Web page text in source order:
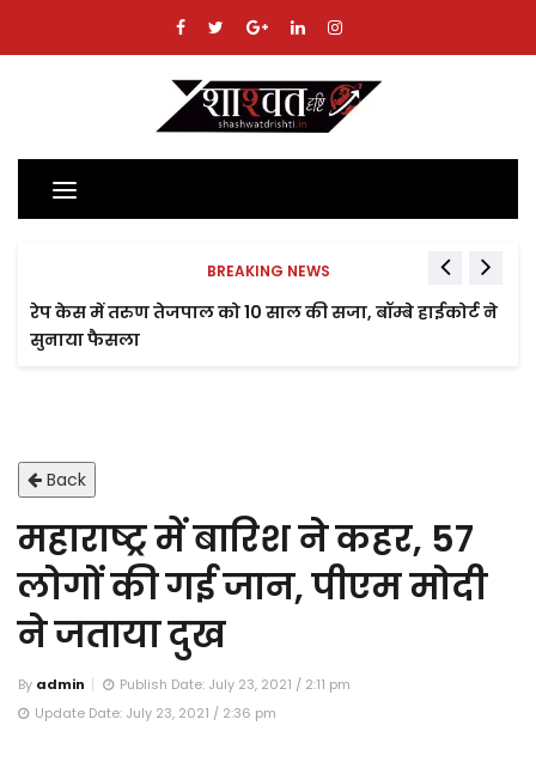
Toggle
navigation
BREAKING NEWS
रेप केस में तरुण तेजपाल को 10 साल की सजा, बॉम्बे हाईकोर्ट ने
सुनाया फैसला
Back
महाराष्ट्र में बारिश ने कहर, 57
लोगों की गई जान, पीएम मोदी
ने जताया दुख
By admin
Publish Date: July 23, 2021 / 2:11 pm
Update Date: July 23, 2021 / 2:36 pm